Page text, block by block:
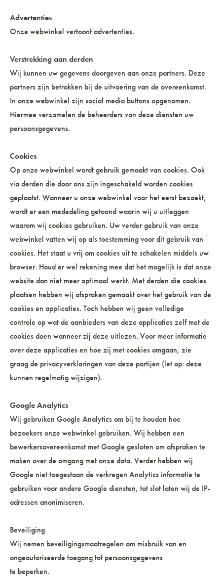
Advertenties
Onze webwinkel vertoont advertenties.
Verstrekking aan derden
Wij kunnen uw gegevens doorgeven aan onze partners. Deze
partners zijn betrokken bij de uitvoering van de overeenkomst.
In onze webwinkel zijn social media buttons opgenomen.
Hiermee verzamelen de beheerders van deze diensten uw
persoonsgegevens.
Cookies
Op onze webwinkel wordt gebruik gemaakt van cookies. Ook
via derden die door ons zijn ingeschakeld worden cookies
geplaatst. Wanneer u onze webwinkel voor het eerst bezoekt,
wordt er een mededeling getoond waarin wij u uitleggen
waarom wij cookies gebruiken. Uw verder gebruik van onze
webwinkel vatten wij op als toestemming voor dit gebruik van
cookies. Het staat u vrij om cookies uit te schakelen middels uw
browser. Houd er wel rekening mee dat het mogelijk is dat onze
website dan niet meer optimaal werkt. Met derden die cookies
plaatsen hebben wij afspraken gemaakt over het gebruik van de
cookies en applicaties. Toch hebben wij geen volledige
controle op wat de aanbieders van deze applicaties zelf met de
cookies doen wanneer zij deze uitlezen. Voor meer informatie
over deze applicaties en hoe zij met cookies omgaan, zie
graag de privacyverklaringen van deze partijen (let op: deze
kunnen regelmatig wijzigen).
Google Analytics
Wij gebruiken Google Analytics om bij te houden hoe
bezoekers onze webwinkel gebruiken. Wij hebben een
bewerkersovereenkomst met Google gesloten om afspraken te
maken over de omgang met onze data. Verder hebben wij
Google niet toegestaan de verkregen Analytics informatie te
gebruiken voor andere Google diensten, tot slot laten wij de IP-
adressen anonimiseren.
Beveiliging
Wij nemen beveiligingsmaatregelen om misbruik van en
ongeautoriseerde toegang tot persoonsgegevens
te beperken.